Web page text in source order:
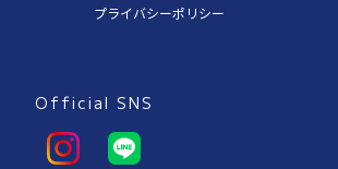
プライバシーポリシー
Official SNS